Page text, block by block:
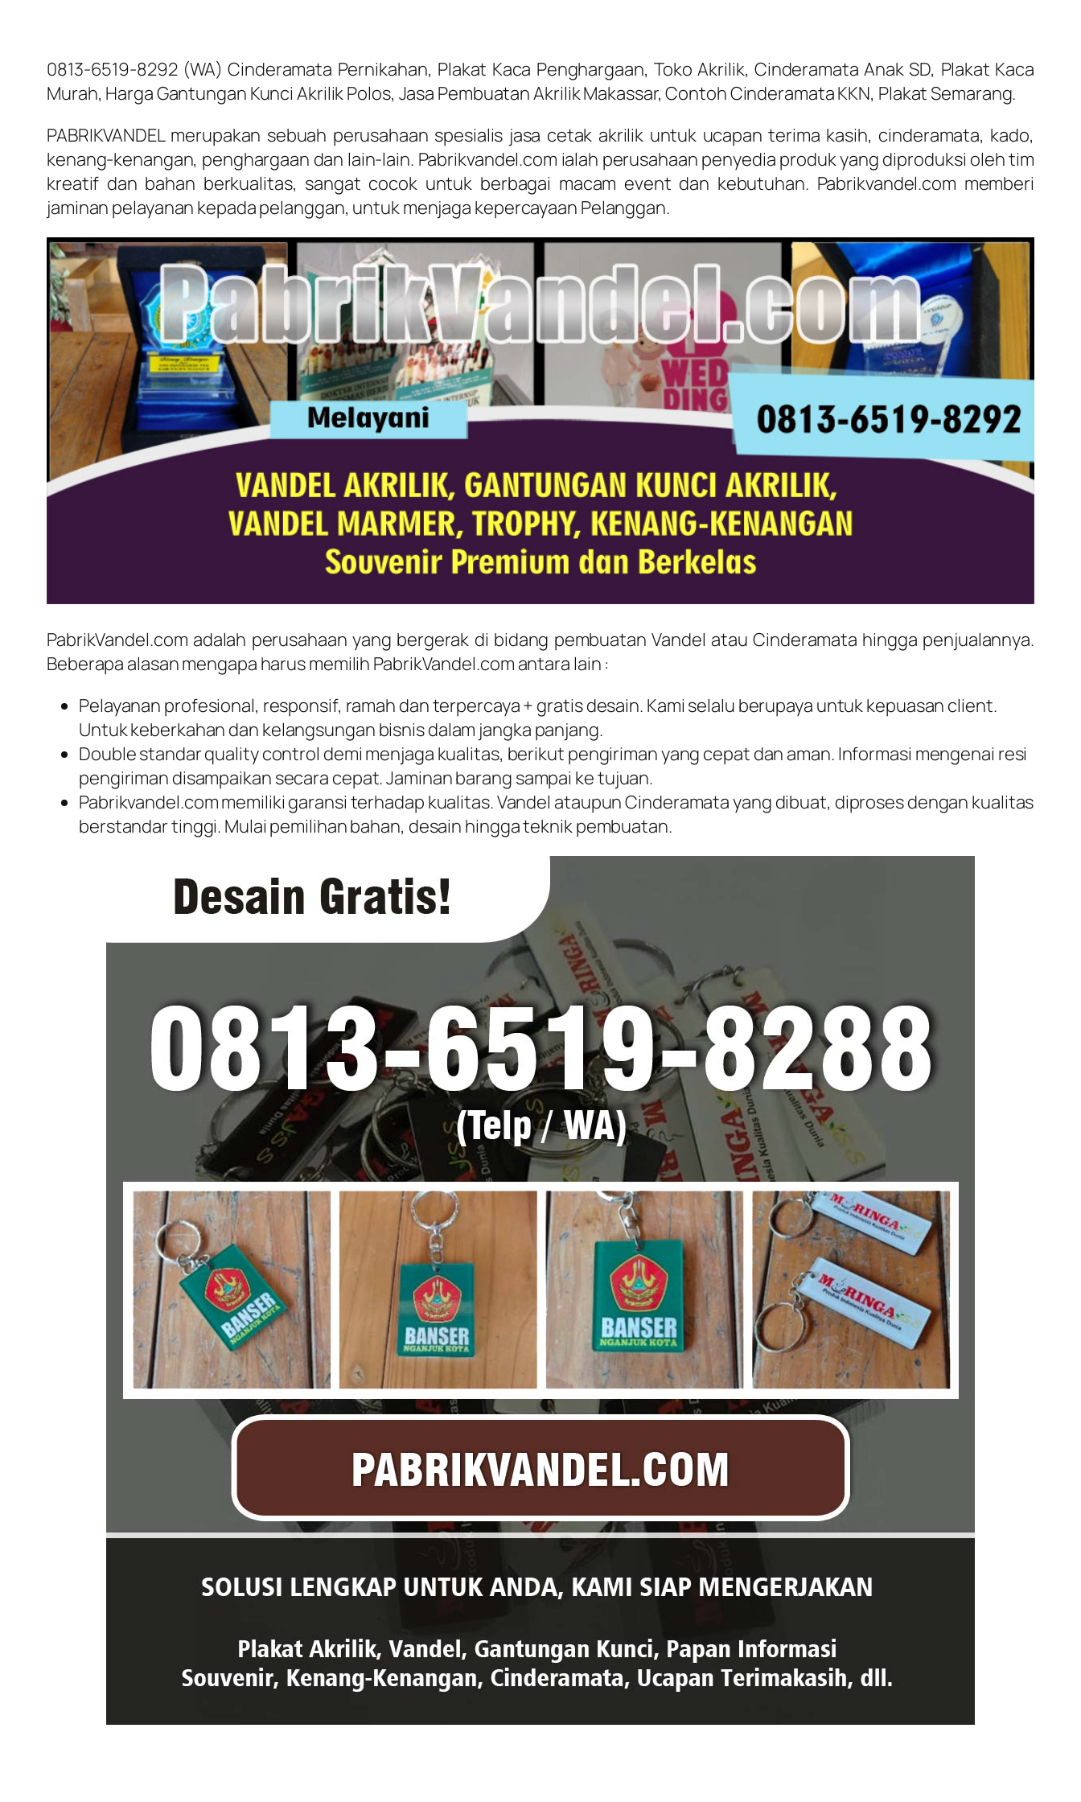
0813-6519-8292 (WA) Cinderamata Pernikahan, Plakat Kaca Penghargaan, Toko Akrilik, Cinderamata Anak SD, Plakat Kaca
Murah, Harga Gantungan Kunci Akrilik Polos, Jasa Pembuatan Akrilik Makassar, Contoh Cinderamata KKN, Plakat Semarang.
PABRIKVANDEL merupakan sebuah perusahaan spesialis jasa cetak akrilik untuk ucapan terima kasih, cinderamata, kado,
kenang-kenangan, penghargaan dan lain-lain. Pabrikvandel.com ialah perusahaan penyedia produk yang diproduksi oleh tim
kreatif dan bahan berkualitas, sangat cocok untuk berbagai macam event dan kebutuhan. Pabrikvandel.com memberi
jaminan pelayanan kepada pelanggan, untuk menjaga kepercayaan Pelanggan.
PabrikVandel.com adalah perusahaan yang bergerak di bidang pembuatan Vandel atau Cinderamata hingga penjualannya.
Beberapa alasan mengapa harus memilih PabrikVandel.com antara lain :
Pelayanan profesional, responsif, ramah dan terpercaya + gratis desain. Kami selalu berupaya untuk kepuasan client.
Untuk keberkahan dan kelangsungan bisnis dalam jangka panjang.
Double standar quality control demi menjaga kualitas, berikut pengiriman yang cepat dan aman. Informasi mengenai resi
pengiriman disampaikan secara cepat. Jaminan barang sampai ke tujuan.
Pabrikvandel.com memiliki garansi terhadap kualitas. Vandel ataupun Cinderamata yang dibuat, diproses dengan kualitas
berstandar tinggi. Mulai pemilihan bahan, desain hingga teknik pembuatan.